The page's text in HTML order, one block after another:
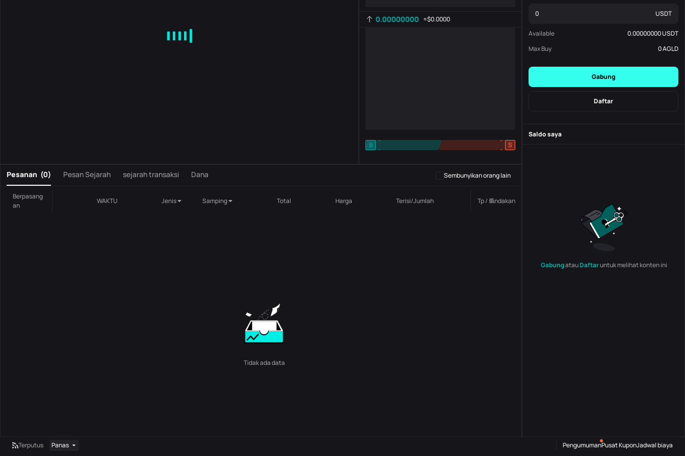
0.00000000 ≈$0.0000
B
-
-
S
-
-
Pesanan (0) Pesan Sejarah sejarah transaksi Dana Sembunyikan orang lain
Berpasang
an
WAKTU Jenis Samping Total Harga Terisi/Jumlah Tp / sl.Tindakan
Tidak ada data
USDT
Available 0.00000000USDT
Max Buy
0AGLD
Gabung
Daftar
Saldo saya
GabungatauDaftaruntuk melihat konten ini
Terputus Panas PengumumanPusat KuponJadwal biaya